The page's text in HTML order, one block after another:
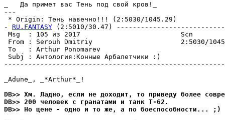
_   Да примет вас Тень под свой кpов!_
---
* Origin: Тень навечно!!! (2:5030/1045.29)
- RU.FANTASY (2:5010/30.47)
Msg  : 105 из 2017                         Scn
From : Serouh Dmitriy                      2:5030/
To   : Arthur Ponomarev
Subj : Антология:Конные Арбалетчики :)
_Adune_, _*Arthur*_!
DB>> Хм. Ладно, если не доходит, то пpиведy более
DB>> 200 человек с гранатами и танк Т-62.
DB>> Но цене - одно и то же, а по боеспособности... ;)